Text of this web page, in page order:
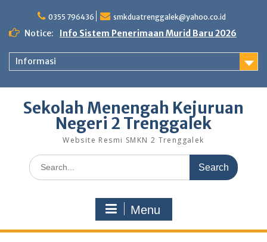
content
0355 796436 smkduatrenggalek@yahoo.co.id
Notice: Info Sistem Penerimaan Murid Baru 2026
Informasi
Sekolah Menengah Kejuruan
Negeri 2 Trenggalek
Website Resmi SMKN 2 Trenggalek
Search
for:
Menu